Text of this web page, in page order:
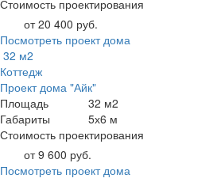
Стоимость проектирования
от 20 400 руб.
Посмотреть проект дома
32 м2
Коттедж
Проект дома "Айк"
Площадь
32 м2
Габариты
5х6 м
Стоимость проектирования
от 9 600 руб.
Посмотреть проект дома